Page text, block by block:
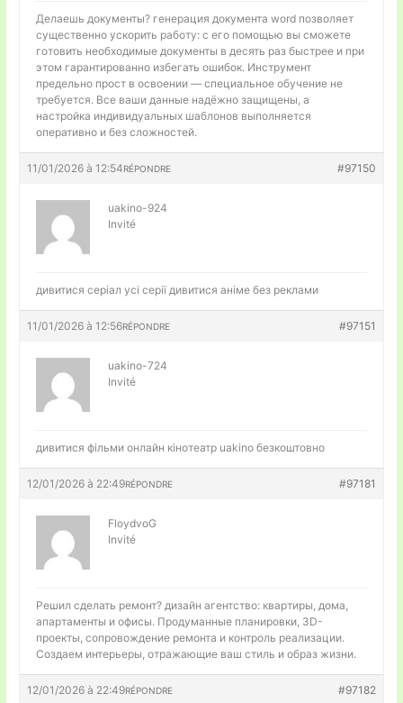
Делаешь документы? генерация документа word позволяет
существенно ускорить работу: с его помощью вы сможете
готовить необходимые документы в десять раз быстрее и при
этом гарантированно избегать ошибок. Инструмент
предельно прост в освоении — специальное обучение не
требуется. Все ваши данные надёжно защищены, а
настройка индивидуальных шаблонов выполняется
оперативно и без сложностей.
11/01/2026 à 12:54 #97150
RÉPONDRE
uakino-924
Invité
дивитися серіал усі серії дивитися аніме без реклами
11/01/2026 à 12:56 #97151
RÉPONDRE
uakino-724
Invité
дивитися фільмионлайн кінотеатр uakino безкоштовно
12/01/2026 à 22:49 #97181
RÉPONDRE
FloydvoG
Invité
Решил сделать ремонт? дизайн агентство: квартиры, дома,
апартаменты и офисы. Продуманные планировки, 3D-
проекты, сопровождение ремонта и контроль реализации.
Создаем интерьеры, отражающие ваш стиль и образ жизни.
12/01/2026 à 22:49 #97182
RÉPONDRE